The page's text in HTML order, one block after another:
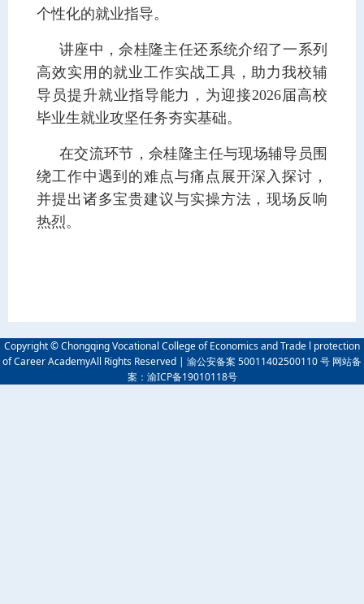
个性化的就业指导。
讲座中，佘桂隆主任还系统介绍了一系列
高效实用的就业工作实战工具，助力我校辅
导员提升就业指导能力，为迎接2026届高校
毕业生就业攻坚任务夯实基础。
在交流环节，佘桂隆主任与现场辅导员围
绕工作中遇到的难点与痛点展开深入探讨，
并提出诸多宝贵建议与实操方法，现场反响
热烈。
Copyright © Chongqing Vocational College of Economics and Trade l protection
of Career AcademyAll Rights Reserved | 渝公安备案 50011402500110 号 网站备
案：渝ICP备19010118号